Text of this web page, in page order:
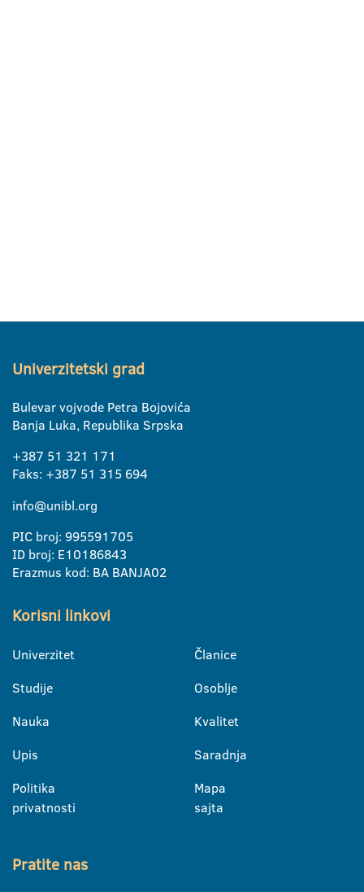
Univerzitetski grad
Bulevar vojvode Petra Bojovića
Banja Luka, Republika Srpska
+387 51 321 171
Faks: +387 51 315 694
info@unibl.org
PIC broj: 995591705
ID broj: E10186843
Erazmus kod: BA BANJA02
Korisni linkovi
Univerzitet
Studije
Nauka
Upis
Politika
privatnosti
Članice
Osoblje
Kvalitet
Saradnja
Mapa
sajta
Pratite nas